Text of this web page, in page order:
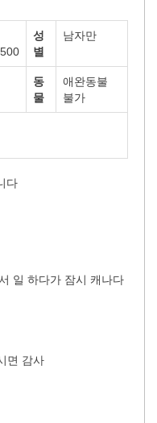
성
별
남자만
동
물
애완동불
불가
다
일 하다가 잠시 캐나다
면 감사